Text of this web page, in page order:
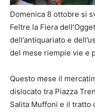
Domenica 8 ottobre si
Feltre la Fiera
dell’antiquariato e
del mese riempie vie e
Questo mese il
dislocato tra Piazza
Salita Muffoni e il tratto